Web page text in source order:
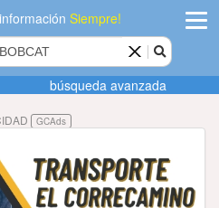
Siempre!
Agregar
empresa
Actualizar
datos
búsqueda avanzada
GCAds